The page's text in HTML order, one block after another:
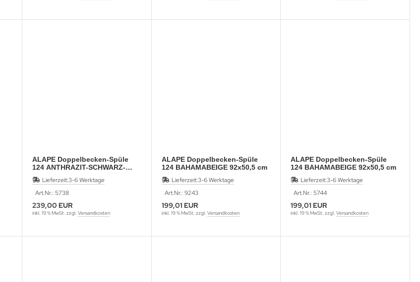
ALAPE Doppelbecken-Spüle
124 ANTHRAZIT-SCHWARZ-
MATT 92x50,5 cm
Lieferzeit:3-6 Werktage
Art.Nr.: 5738
239,00 EUR
inkl. 19 % MwSt. zzgl.Versandkosten
ALAPE Doppelbecken-Spüle
124 BAHAMABEIGE 92x50,5 cm
Lieferzeit:3-6 Werktage
Art.Nr.: 9243
199,01 EUR
inkl. 19 % MwSt. zzgl. Versandkosten
ALAPE Doppelbecken-Spüle
124 BAHAMABEIGE 92x50,5 cm
Lieferzeit:3-6 Werktage
Art.Nr.: 5744
199,01 EUR
inkl. 19 % MwSt. zzgl.Versandkosten